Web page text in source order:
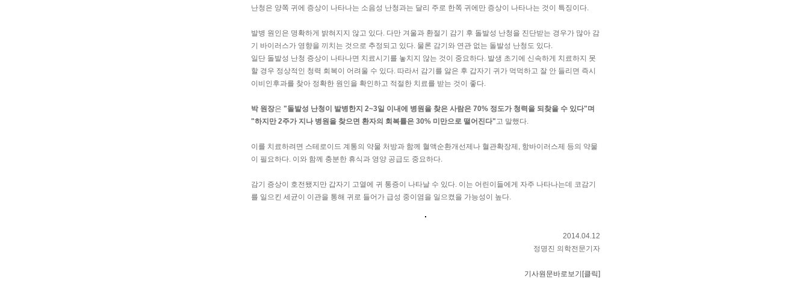
난청은 양쪽 귀에 증상이 나타나는 소음성 난청과는 달리 주로 한쪽 귀에만 증상이 나타나는 것이 특징이다.
발병 원인은 명확하게 밝혀지지 않고 있다. 다만 겨울과 환절기 감기 후 돌발성 난청을 진단받는 경우가 많아 감
기 바이러스가 영향을 끼치는 것으로 추정되고 있다. 물론 감기와 연관 없는 돌발성 난청도 있다.
일단 돌발성 난청 증상이 나타나면 치료시기를 놓치지 않는 것이 중요하다. 발생 초기에 신속하게 치료하지 못
할 경우 정상적인 청력 회복이 어려울 수 있다. 따라서 감기를 앓은 후 갑자기 귀가 먹먹하고 잘 안 들리면 즉시
이비인후과를 찾아 정확한 원인을 확인하고 적절한 치료를 받는 것이 좋다.
박 원장은 "돌발성 난청이 발병한지 2~3일 이내에 병원을 찾은 사람은 70% 정도가 청력을 되찾을 수 있다"며
"하지만 2주가 지나 병원을 찾으면 환자의 회복률은 30% 미만으로 떨어진다"고 말했다.
이를 치료하려면 스테로이드 계통의 약물 처방과 함께 혈액순환개선제나 혈관확장제, 항바이러스제 등의 약물
이 필요하다. 이와 함께 충분한 휴식과 영양 공급도 중요하다.
감기 증상이 호전됐지만 갑자기 고열에 귀 통증이 나타날 수 있다. 이는 어린이들에게 자주 나타나는데 코감기
를 일으킨 세균이 이관을 통해 귀로 들어가 급성 중이염을 일으켰을 가능성이 높다.
2014.04.12
정명진 의학전문기자
기사원문바로보기[클릭]